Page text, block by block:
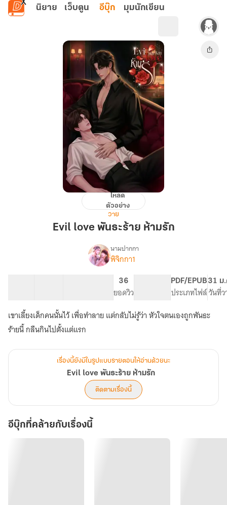
ข้ามไปยังเนื้อหาหลัก
นิยาย เว็บตูน อีบุ๊ก มุมนักเขียน
พันธะ
โหลด
ตัวอย่าง
วาย
Evil love พันธะร้าย ห้ามรัก
เรื่องEvil
พันธะ
ร้าย
ห้าม
รัก
นามปากกา
พิจิกกา1
36
ยอดวิว
PDF/EPUB
ประเภทไฟล์
31 ม
วันที่ว
เขาเลี้ยงเด็กคนนั้นไว้ เพื่อทำลาย แต่กลับไม่รู้ว่า หัวใจตนเองถูกพันธะ
ร้ายนี้ กลืนกินไปตั้งแต่แรก
เรื่องนี้ยังมีในรูปแบบรายตอนให้อ่านด้วยนะ
Evil love พันธะร้าย ห้ามรัก
ติดตามเรื่องนี้
อีบุ๊กที่คล้ายกับเรื่องนี้